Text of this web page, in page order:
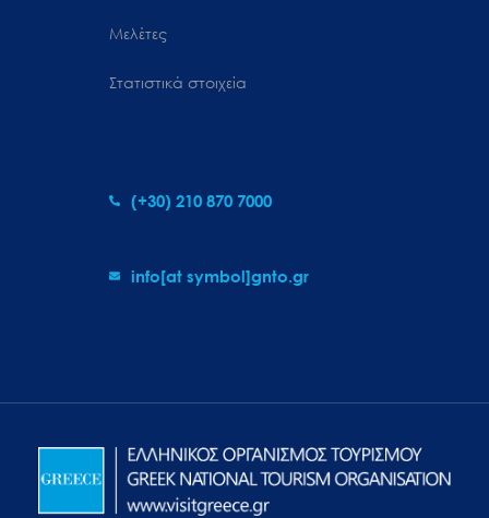
Μελέτες
Στατιστικά στοιχεία
(+30) 210 870 7000
info[at symbol]gnto.gr